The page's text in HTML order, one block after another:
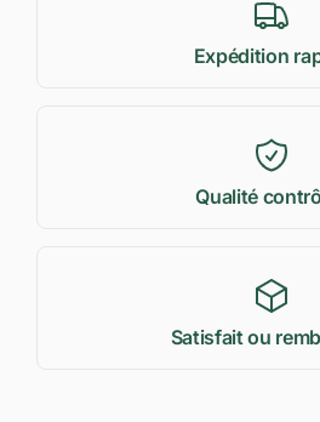
Expédition
Qualité
Satisfait ou